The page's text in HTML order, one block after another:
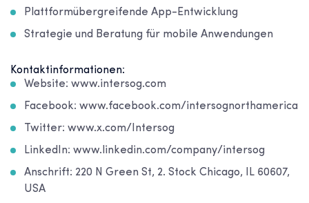
Plattformübergreifende App-Entwicklung
Strategie und Beratung für mobile Anwendungen
Kontaktinformationen:
Website: www.intersog.com
Facebook: www.facebook.com/intersognorthamerica
Twitter: www.x.com/Intersog
LinkedIn: www.linkedin.com/company/intersog
Anschrift: 220 N Green St, 2. Stock Chicago, IL 60607,
USA